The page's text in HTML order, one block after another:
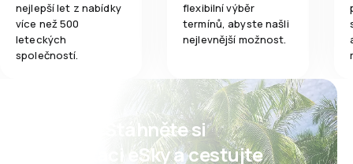
nejlepší let z nabídky
více než 500
leteckých
společností.
flexibilní výběr
termínů, abyste našli
nejlevnější možnost.
Psst! Stáhněte si
aplikaci eSky a cestujte